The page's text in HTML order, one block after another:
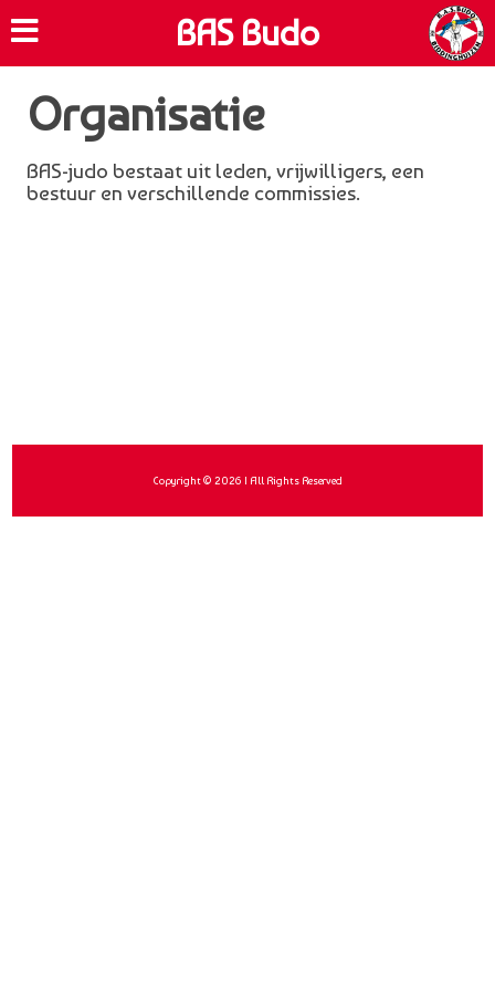
BAS Budo
Organisatie
BAS-judo bestaat uit leden, vrijwilligers, een
bestuur en verschillende commissies.
Copyright © 2026 | All Rights Reserved